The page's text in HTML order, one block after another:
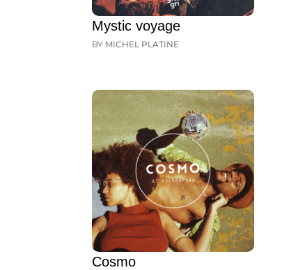
Mystic voyage
BY MICHEL PLATINE
Cosmo